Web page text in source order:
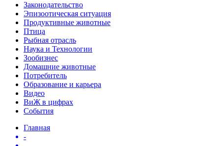
Законодательство
Эпизоотическая ситуация
Продуктивные животные
Птица
Рыбная отрасль
Наука и Технологии
Зообизнес
Домашние животные
Потребитель
Образование и карьера
Видео
ВиЖ в цифрах
События
Главная
-